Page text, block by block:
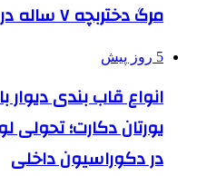
مرگ دختربچه ۷ ساله در پارک اسلامشهر
5 روز پیش
انواع قاب بندی
یورتان دکارت؛
در دکوراسیون داخلی